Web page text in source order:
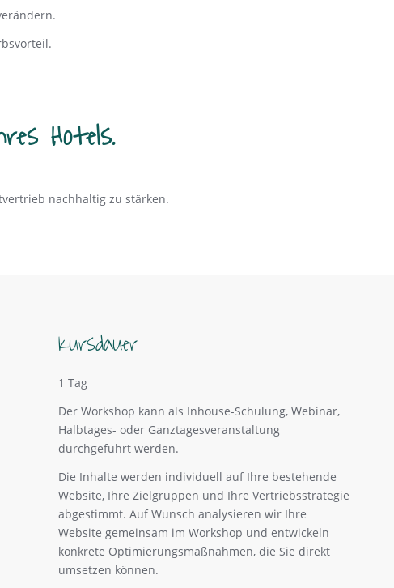
Hotels.
nachhaltig zu stärken.
Kursdauer
1 Tag
Der Workshop kann als Inhouse-Schulung, Webinar,
Halbtages- oder Ganztagesveranstaltung
durchgeführt werden.
Die Inhalte werden individuell auf Ihre bestehende
Website, Ihre Zielgruppen und Ihre Vertriebsstrategie
abgestimmt. Auf Wunsch analysieren wir Ihre
Website gemeinsam im Workshop und entwickeln
konkrete Optimierungsmaßnahmen, die Sie direkt
umsetzen können.